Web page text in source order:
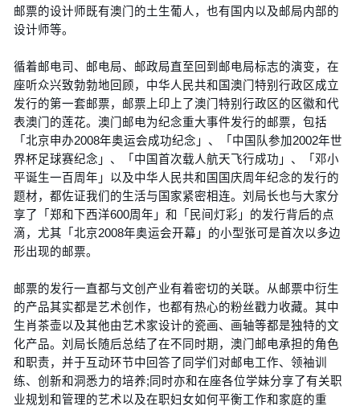
邮票的设计师既有澳门的土生葡人，也有国内以及邮局内部的
设计师等。
循着邮电司、邮电局、邮政局直至回到邮电局标志的演变，在
座听众兴致勃勃地回顾，中华人民共和国澳门特别行政区成立
发行的第一套邮票，邮票上印上了澳门特别行政区的区徽和代
表澳门的莲花。澳门邮电为纪念重大事件发行的邮票，包括
「北京申办2008年奥运会成功纪念」、「中国队参加2002年世
界杯足球赛纪念」、「中国首次载人航天飞行成功」、「邓小
平诞生一百周年」以及中华人民共和国国庆周年纪念的发行的
题材，都佐证我们的生活与国家紧密相连。刘局长也与大家分
享了「郑和下西洋600周年」和「民间灯彩」的发行背后的点
滴，尤其「北京2008年奥运会开幕」的小型张可是首次以多边
形出现的邮票。
邮票的发行一直都与文创产业有着密切的关联。从邮票中衍生
的产品其实都是艺术创作，也都有热心的粉丝戳力收藏。其中
生肖茶壶以及其他由艺术家设计的瓷画、画轴等都是独特的文
化产品。刘局长随后总结了在不同时期，澳门邮电承担的角色
和职责，并于互动环节中回答了同学们对邮电工作、领袖训
练、创新和洞悉力的培养;同时亦和在座各位学妹分享了有关职
业规划和管理的艺术以及在职妇女如何平衡工作和家庭的重